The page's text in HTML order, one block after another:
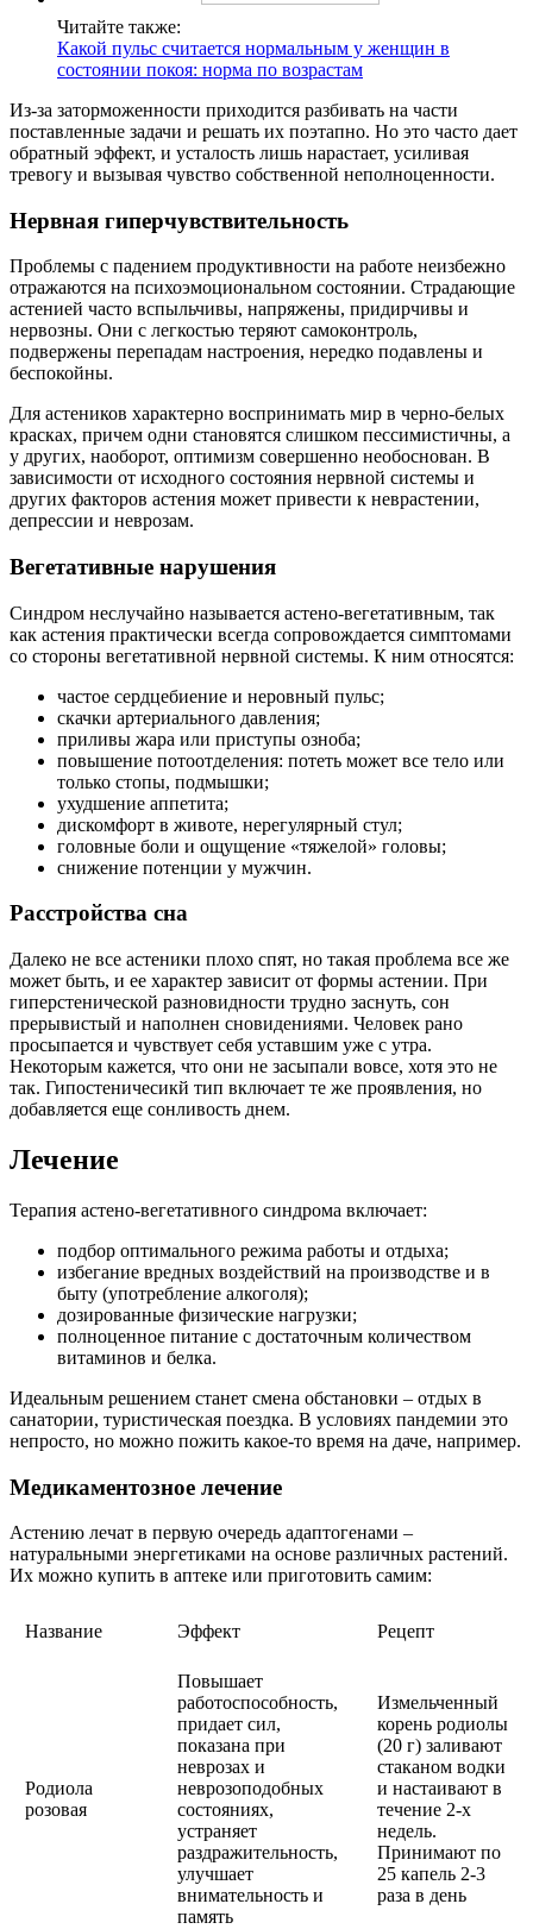
Читайте также:
Какой пульс считается нормальным у женщин в
состоянии покоя: норма по возрастам
Из-за заторможенности приходится разбивать на части
поставленные задачи и решать их поэтапно. Но это часто дает
обратный эффект, и усталость лишь нарастает, усиливая
тревогу и вызывая чувство собственной неполноценности.
Нервная гиперчувствительность
Проблемы с падением продуктивности на работе неизбежно
отражаются на психоэмоциональном состоянии. Страдающие
астенией часто вспыльчивы, напряжены, придирчивы и
нервозны. Они с легкостью теряют самоконтроль,
подвержены перепадам настроения, нередко подавлены и
беспокойны.
Для астеников характерно воспринимать мир в черно-белых
красках, причем одни становятся слишком пессимистичны, а
у других, наоборот, оптимизм совершенно необоснован. В
зависимости от исходного состояния нервной системы и
других факторов астения может привести к неврастении,
депрессии и неврозам.
Вегетативные нарушения
Синдром неслучайно называется астено-вегетативным, так
как астения практически всегда сопровождается симптомами
со стороны вегетативной нервной системы. К ним относятся:
частое сердцебиение и неровный пульс;
скачки артериального давления;
приливы жара или приступы озноба;
повышение потоотделения: потеть может все тело или
только стопы, подмышки;
ухудшение аппетита;
дискомфорт в животе, нерегулярный стул;
головные боли и ощущение «тяжелой» головы;
снижение потенции у мужчин.
Расстройства сна
Далеко не все астеники плохо спят, но такая проблема все же
может быть, и ее характер зависит от формы астении. При
гиперстенической разновидности трудно заснуть, сон
прерывистый и наполнен сновидениями. Человек рано
просыпается и чувствует себя уставшим уже с утра.
Некоторым кажется, что они не засыпали вовсе, хотя это не
так. Гипостеничесикй тип включает те же проявления, но
добавляется еще сонливость днем.
Лечение
Терапия астено-вегетативного синдрома включает:
подбор оптимального режима работы и отдыха;
избегание вредных воздействий на производстве и в
быту (употребление алкоголя);
дозированные физические нагрузки;
полноценное питание с достаточным количеством
витаминов и белка.
Идеальным решением станет смена обстановки – отдых в
санатории, туристическая поездка. В условиях пандемии это
непросто, но можно пожить какое-то время на даче, например.
Медикаментозное лечение
Астению лечат в первую очередь адаптогенами –
натуральными энергетиками на основе различных растений.
Их можно купить в аптеке или приготовить самим:
Название Эффект Рецепт
Родиола
розовая
Повышает
работоспособность,
придает сил,
показана при
неврозах и
неврозоподобных
состояниях,
устраняет
раздражительность,
улучшает
внимательность и
память
Измельченный
корень родиолы
(20 г) заливают
стаканом водки
и настаивают в
течение 2-х
недель.
Принимают по
25 капель 2-3
раза в день